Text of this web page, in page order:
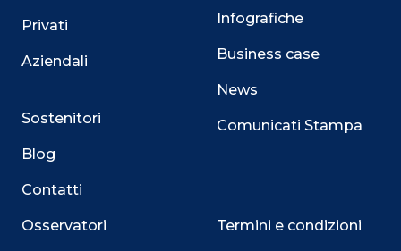
Privati
Aziendali
Sostenitori
Blog
Contatti
Osservatori
Infografiche
Business case
News
Comunicati Stampa
Termini e condizioni